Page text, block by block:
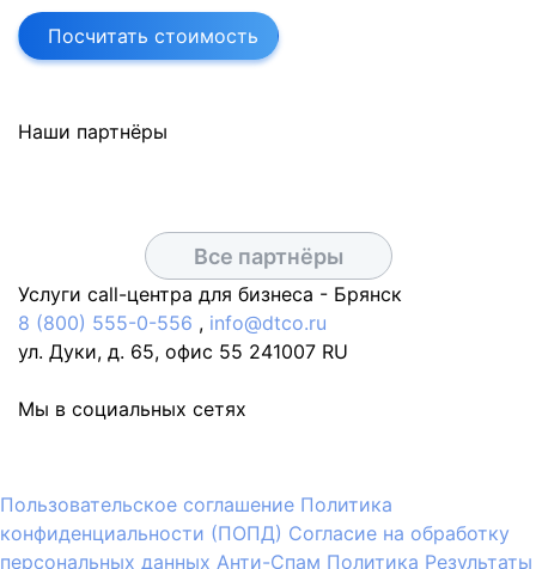
Посчитать стоимость
Наши партнёры
Все партнёры
Услуги call-центра для бизнеса - Брянск
8 (800) 555-0-556 , info@dtco.ru
ул. Дуки, д. 65, офис 55 241007 RU
Мы в социальных сетях
Пользовательское соглашение Политика
конфиденциальности (ПОПД) Согласие на обработку
персональных данных Анти-Спам Политика Результаты